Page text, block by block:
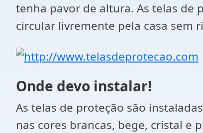
tenha pavor de altura. As telas de
circular livremente pela casa sem
Onde devo instalar!
As telas de proteção são
nas cores brancas, bege, cristal e